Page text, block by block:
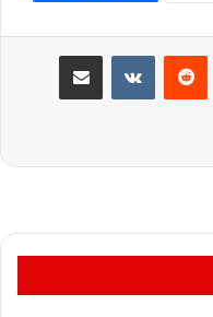
مشاركة عبر البريد